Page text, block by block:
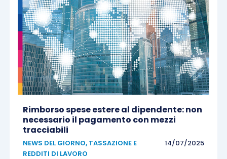
Rimborso spese estere al dipendente: non
necessario il pagamento con mezzi
tracciabili
NEWS DEL GIORNO, TASSAZIONE E
REDDITI DI LAVORO
14/07/2025